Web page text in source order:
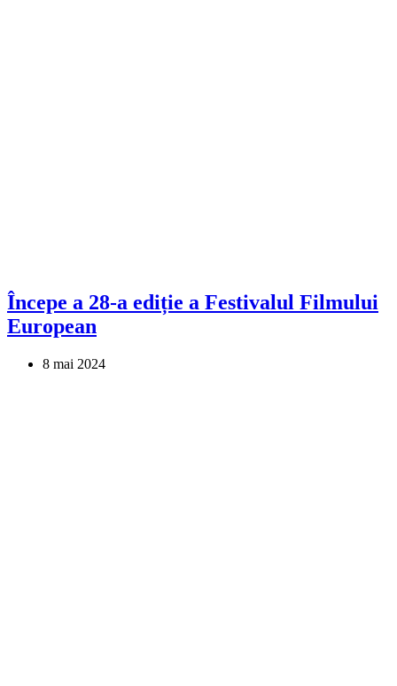
Începe a 28-a ediție a Festivalul Filmului
European
8 mai 2024